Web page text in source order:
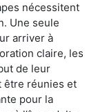
nécessitent
Une seule
arriver à
claire, les
de leur
être réunies et
pour la